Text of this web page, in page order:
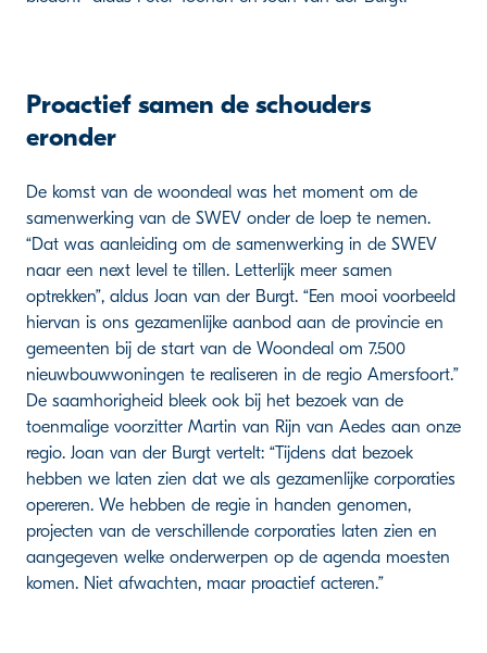
Proactief samen de schouders
eronder
De komst van de woondeal was het moment om de
samenwerking van de SWEV onder de loep te nemen.
“Dat was aanleiding om de samenwerking in de SWEV
naar een next level te tillen. Letterlijk meer samen
optrekken”, aldus Joan van der Burgt. “Een mooi voorbeeld
hiervan is ons gezamenlijke aanbod aan de provincie en
gemeenten bij de start van de Woondeal om 7.500
nieuwbouwwoningen te realiseren in de regio Amersfoort.”
De saamhorigheid bleek ook bij het bezoek van de
toenmalige voorzitter Martin van Rijn van Aedes aan onze
regio. Joan van der Burgt vertelt: “Tijdens dat bezoek
hebben we laten zien dat we als gezamenlijke corporaties
opereren. We hebben de regie in handen genomen,
projecten van de verschillende corporaties laten zien en
aangegeven welke onderwerpen op de agenda moesten
komen. Niet afwachten, maar proactief acteren.”